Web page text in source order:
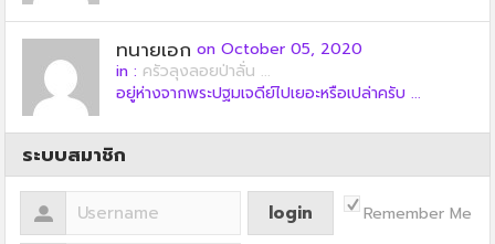
ทนายเอก on October 05, 2020
in : ครัวลุงลอยป่าลั่น ...
อยู่ห่างจากพระปฐมเจดีย์ไปเยอะหรือเปล่าครับ ...
ระบบสมาชิก
Remember Me